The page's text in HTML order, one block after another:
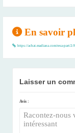
En savoir
https://achat.madiana.com/resa-part/
Laisser un
Avis :